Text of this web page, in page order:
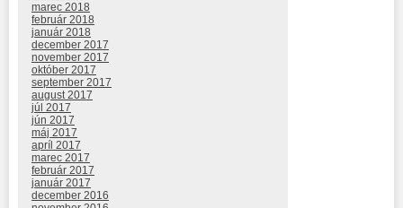
marec 2018
február 2018
január 2018
december 2017
november 2017
október 2017
september 2017
august 2017
júl 2017
jún 2017
máj 2017
apríl 2017
marec 2017
február 2017
január 2017
december 2016